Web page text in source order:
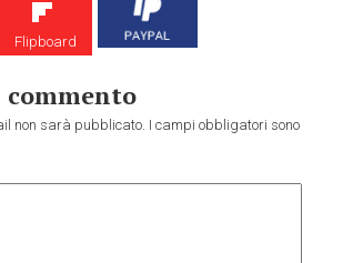
Flipboard
commento
non sarà pubblicato. I campi obbligatori sono